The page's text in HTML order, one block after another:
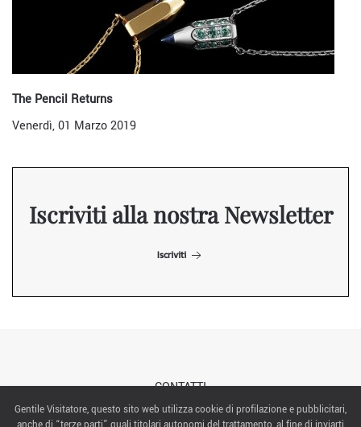
The Pencil Returns
Venerdì, 01 Marzo 2019
Iscriviti alla nostra Newsletter
Iscriviti
CONTATTI
Gentile Visitatore, questo sito web utilizza cookie di profilazione e pubblicitari,